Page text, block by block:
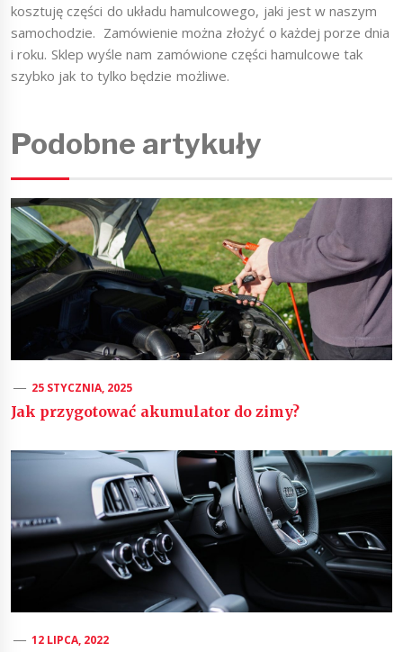
kosztuję części do układu hamulcowego, jaki jest w naszym
samochodzie. Zamówienie można złożyć o każdej porze dnia
i roku. Sklep wyśle nam zamówione części hamulcowe tak
szybko jak to tylko będzie możliwe.
Podobne artykuły
25 STYCZNIA, 2025
Jak przygotować akumulator do zimy?
12 LIPCA, 2022